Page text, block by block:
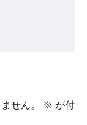
せん。 ※ が付